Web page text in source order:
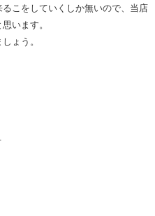
こをしていくしか無いので、当店
います。
ょう。